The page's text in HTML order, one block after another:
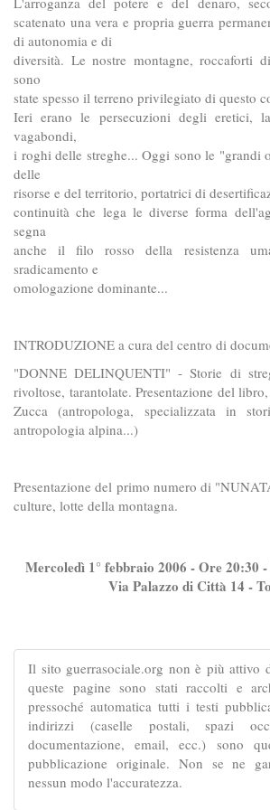
scatenato una vera e propria guerra
di autonomia e di
diversità. Le nostre montagne, roccaforti
sono
state spesso il terreno privilegiato di questo
Ieri erano le persecuzioni degli eretici,
vagabondi,
i roghi delle streghe... Oggi sono le "grandi
delle
risorse e del territorio, portatrici di
continuità che lega le diverse forma
segna
anche il filo rosso della resistenza
sradicamento e
omologazione dominante...
INTRODUZIONE a cura del centro di
"DONNE DELINQUENTI" - Storie di
rivoltose, tarantolate. Presentazione del
Zucca (antropologa, specializzata in
antropologia alpina...)
Presentazione del primo numero di
culture, lotte della montagna.
Mercoledì 1° febbraio 2006 - Ore 20:30
Via Palazzo di Città 14 -
Il sito guerrasociale.org non è più attivo
queste pagine sono stati raccolti e
pressoché automatica tutti i testi
indirizzi (caselle postali, spazi
documentazione, email, ecc.) sono
pubblicazione originale. Non se ne
nessun modo l'accuratezza.